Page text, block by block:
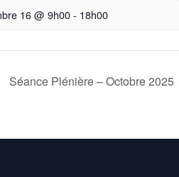
16 @ 9h00- 18h00
Séance Plénière – Octobre 2025